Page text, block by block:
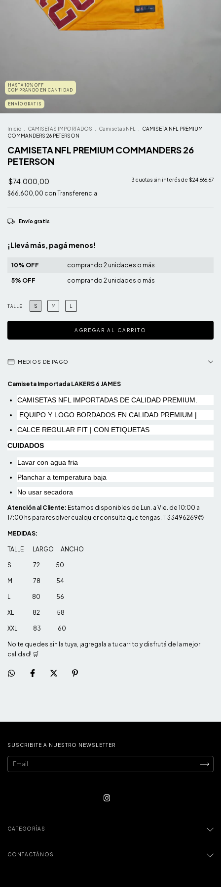
HASTA 10% OFF
COMPRANDO EN CANTIDAD
ENVÍO GRATIS
Inicio CAMISETAS IMPORTADOS Camisetas NFL
CAMISETA NFL PREMIUM
COMMANDERS 26 PETERSON
CAMISETA NFL PREMIUM COMMANDERS 26
PETERSON
$74.000,00 3 cuotas sin interés de $24.666,67
$66.600,00 con Transferencia
Envío gratis
¡Llevá más, pagá menos!
10% OFF comprando 2 unidades o más
5% OFF comprando 2 unidades o más
TALLE S M
MEDIOS DE PAGO
Camiseta Importada LAKERS 6 JAMES
CAMISETAS NFL IMPORTADAS DE CALIDAD PREMIUM.
EQUIPO Y LOGO BORDADOS EN CALIDAD PREMIUM |
CALCE REGULAR FIT | CON ETIQUETAS
CUIDADOS
Lavar con agua fria
Planchar a temperatura baja
No usar secadora
Atención al Cliente: Estamos disponibles de Lun. a Vie. de 10:00 a
17:00 hs para resolver cualquier consulta que tengas. 1133496269😊
MEDIDAS:
TALLE LARGO ANCHO
S 72 50
M 78 54
L 80 56
XL 82 58
XXL 83 60
No te quedes sin la tuya, ¡agregala a tu carrito y disfrutá de la mejor
calidad! 🛒
SUSCRIBITE A NUESTRO NEWSLETTER
CATEGORÍAS
CONTACTÁNOS